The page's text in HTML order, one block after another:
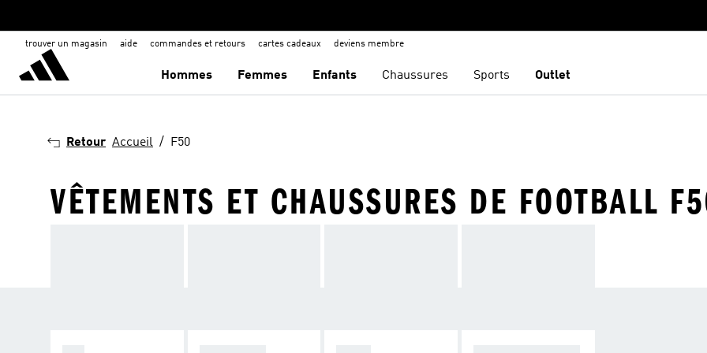
trouver un magasin aide commandes et retours cartes cadeaux deviens membre
Hommes Femmes Enfants Chaussures Sports Outlet
Retour Accueil F50
VÊTEMENTS ET CHAUSSURES DE FOOTBALL